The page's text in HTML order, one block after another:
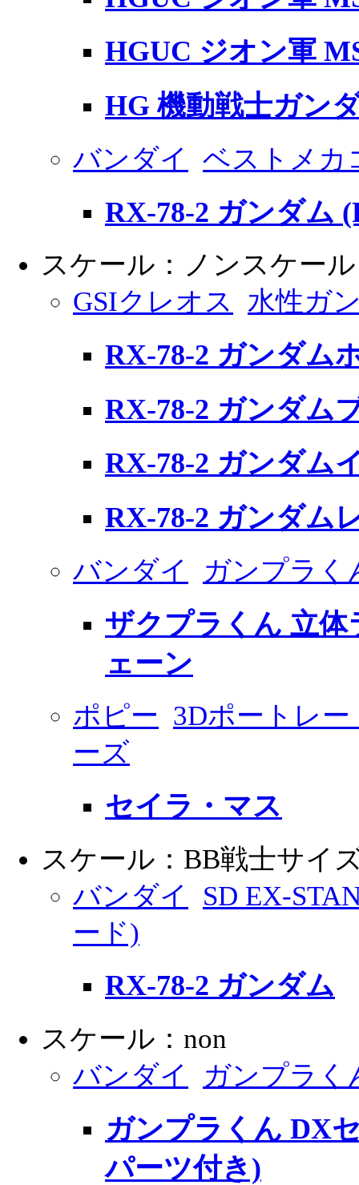
HGUC ジオン軍
HG 機動戦士ガン
バンダイ ベストメカ
RX-78-2 ガンダム
スケール：ノンスケール
GSIクレオス
水性ガ
RX-78-2 ガンダム
RX-78-2 ガンダム
RX-78-2 ガンダム
RX-78-2 ガンダム
バンダイ ガンプラく
ザクプラくん 立
ェーン
ポピー 3Dポートレ
ーズ
セイラ・マス
スケール：BB戦士サイ
バンダイ
SD EX-
ード)
RX-78-2 ガンダム
スケール：non
バンダイ
ガンプラく
ガンプラくん DX
パーツ付き)